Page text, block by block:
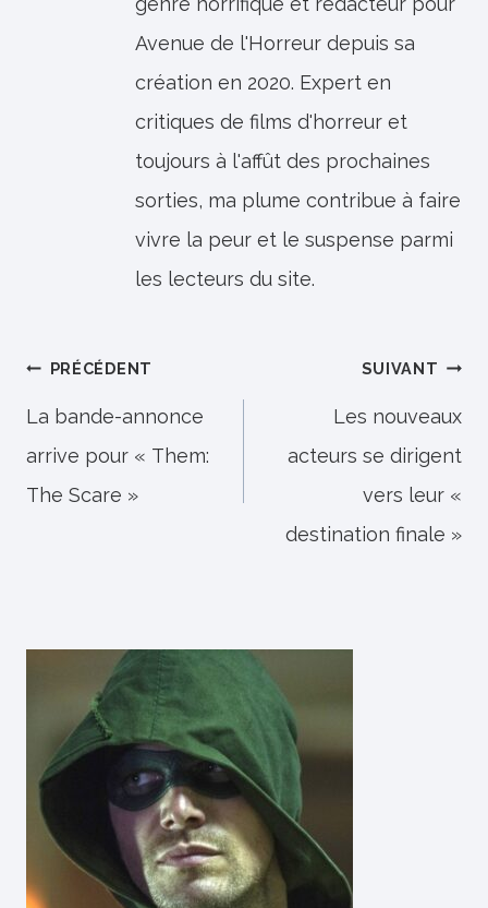
Avenue de l'Horreur depuis sa
création en 2020. Expert en
critiques de films d'horreur et
toujours à l'affût des prochaines
sorties, ma plume contribue à faire
vivre la peur et le suspense parmi
les lecteurs du site.
Navigation
de
l’article
PRÉCÉDENT
La bande-annonce
arrive pour « Them:
The Scare »
SUIVANT
Les nouveaux
acteurs se dirigent
vers leur «
destination finale »